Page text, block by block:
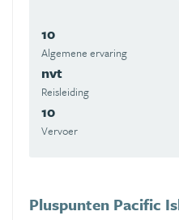
10
Algemene ervaring
nvt
Reisleiding
10
Vervoer
Pluspunten Pacific